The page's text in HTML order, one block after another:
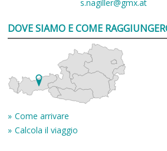
s.nagiller@gmx.at
DOVE SIAMO E COME
Come arrivare
Calcola il viaggio